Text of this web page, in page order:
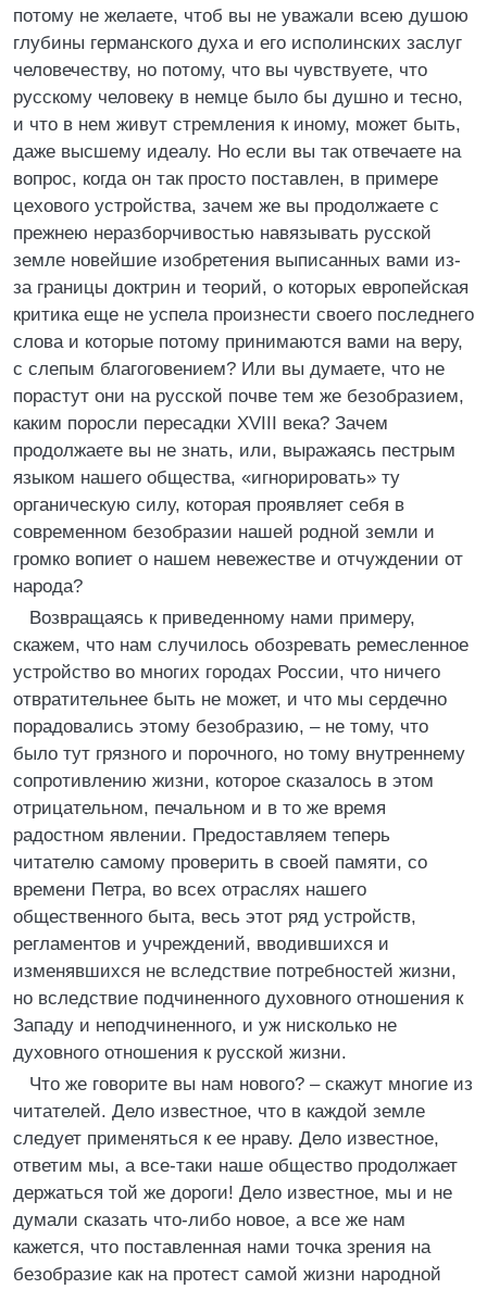
потому не желаете, чтоб вы не уважали всею душою
глубины германского духа и его исполинских заслуг
человечеству, но потому, что вы чувствуете, что
русскому человеку в немце было бы душно и тесно,
и что в нем живут стремления к иному, может быть,
даже высшему идеалу. Но если вы так отвечаете на
вопрос, когда он так просто поставлен, в примере
цехового устройства, зачем же вы продолжаете с
прежнею неразборчивостью навязывать русской
земле новейшие изобретения выписанных вами из-
за границы доктрин и теорий, о которых европейская
критика еще не успела произнести своего последнего
слова и которые потому принимаются вами на веру,
с слепым благоговением? Или вы думаете, что не
порастут они на русской почве тем же безобразием,
каким поросли пересадки XVIII века? Зачем
продолжаете вы не знать, или, выражаясь пестрым
языком нашего общества, «игнорировать» ту
органическую силу, которая проявляет себя в
современном безобразии нашей родной земли и
громко вопиет о нашем невежестве и отчуждении от
народа?
Возвращаясь к приведенному нами примеру,
скажем, что нам случилось обозревать ремесленное
устройство во многих городах России, что ничего
отвратительнее быть не может, и что мы сердечно
порадовались этому безобразию, – не тому, что
было тут грязного и порочного, но тому внутреннему
сопротивлению жизни, которое сказалось в этом
отрицательном, печальном и в то же время
радостном явлении. Предоставляем теперь
читателю самому проверить в своей памяти, со
времени Петра, во всех отраслях нашего
общественного быта, весь этот ряд устройств,
регламентов и учреждений, вводившихся и
изменявшихся не вследствие потребностей жизни,
но вследствие подчиненного духовного отношения к
Западу и неподчиненного, и уж нисколько не
духовного отношения к русской жизни.
Что же говорите вы нам нового? – скажут многие из
читателей. Дело известное, что в каждой земле
следует применяться к ее нраву. Дело известное,
ответим мы, а все-таки наше общество продолжает
держаться той же дороги! Дело известное, мы и не
думали сказать что-либо новое, а все же нам
кажется, что поставленная нами точка зрения на
безобразие как на протест самой жизни народной